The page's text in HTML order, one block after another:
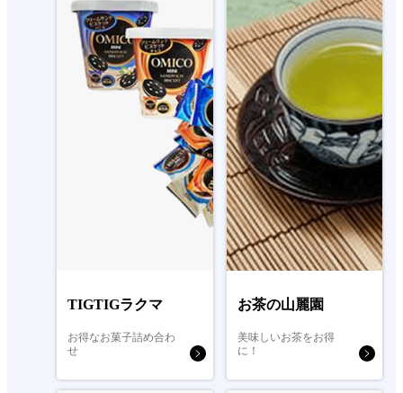
TIGTIGラクマ
お得なお菓子詰め合わ
せ
お茶の山麗園
美味しいお茶をお得
に！